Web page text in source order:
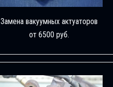
Замена вакуумных актуаторов
от 6500 руб.